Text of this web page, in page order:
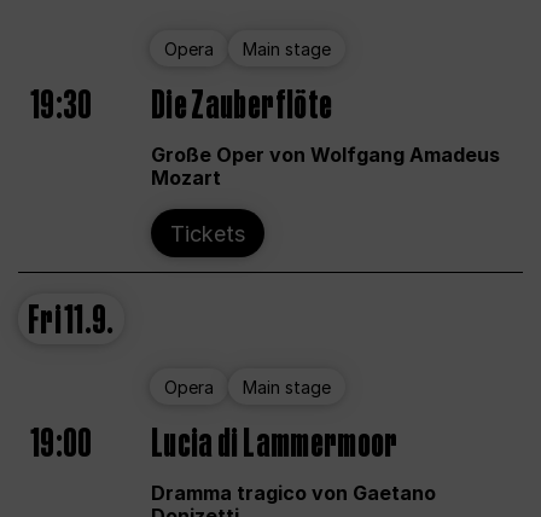
Opera Main stage
19:30 Die Zauberflöte
Große Oper von Wolfgang Amadeus
Mozart
Tickets
Fri11.9.
Opera Main stage
19:00 Lucia di Lammermoor
Dramma tragico von Gaetano